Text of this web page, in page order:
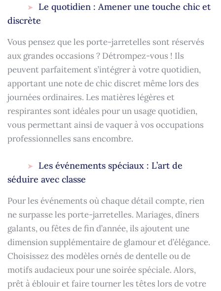
Le quotidien : Amener une touche chic et
discrète
Vous pensez que les porte-jarretelles sont réservés
aux grandes occasions ? Détrompez-vous ! Ils
peuvent parfaitement s’intégrer à votre quotidien,
apportant une note de chic discret même lors des
journées ordinaires. Les matières légères et
respirantes sont idéales pour un usage quotidien,
vous permettant ainsi de vaquer à vos occupations
professionnelles sans encombre.
Les événements spéciaux : L’art de
séduire avec classe
Pour les événements où chaque détail compte, rien
ne surpasse les porte-jarretelles. Mariages, dîners
galants, ou fêtes de fin d’année, ils ajoutent une
dimension supplémentaire de glamour et d’élégance.
Choisissez des modèles ornés de dentelle ou de
motifs audacieux pour une soirée spéciale. Alors,
prêt à éblouir et faire tourner les têtes lors de votre